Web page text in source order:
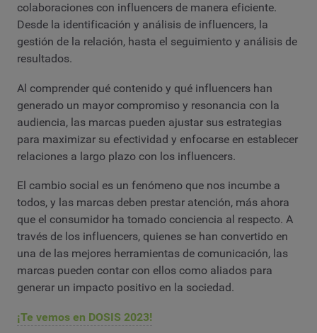
colaboraciones con influencers de manera eficiente.
Desde la identificación y análisis de influencers, la
gestión de la relación, hasta el seguimiento y análisis de
resultados.
Al comprender qué contenido y qué influencers han
generado un mayor compromiso y resonancia con la
audiencia, las marcas pueden ajustar sus estrategias
para maximizar su efectividad y enfocarse en establecer
relaciones a largo plazo con los influencers.
El cambio social es un fenómeno que nos incumbe a
todos, y las marcas deben prestar atención, más ahora
que el consumidor ha tomado conciencia al respecto. A
través de los influencers, quienes se han convertido en
una de las mejores herramientas de comunicación, las
marcas pueden contar con ellos como aliados para
generar un impacto positivo en la sociedad.
¡Te vemos en DOSIS 2023!